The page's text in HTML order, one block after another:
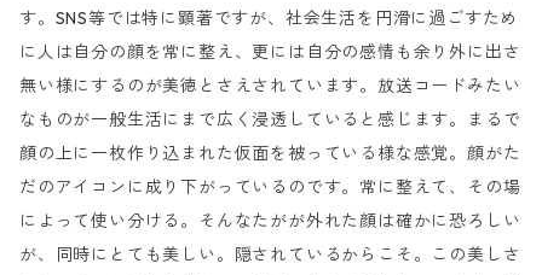
す。SNS等では特に顕著ですが、社会生活を円滑に過ごすため
に人は自分の顔を常に整え、更には自分の感情も余り外に出さ
無い様にするのが美徳とさえされています。放送コードみたい
なものが一般生活にまで広く浸透していると感じます。まるで
顔の上に一枚作り込まれた仮面を被っている様な感覚。顔がた
だのアイコンに成り下がっているのです。常に整えて、その場
によって使い分ける。そんなたがが外れた顔は確かに恐ろしい
が、同時にとても美しい。隠されているからこそ。この美しさ